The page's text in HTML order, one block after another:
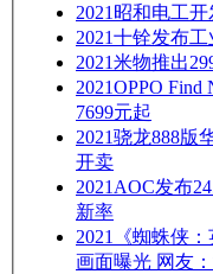
2021 昭和电工
2021十铨发布工
2021米物推出
2021OPPO
7699元起
2021骁龙888版
开卖
2021 AOC发布
新率
2021
《蜘蛛侠
画面曝光 网友